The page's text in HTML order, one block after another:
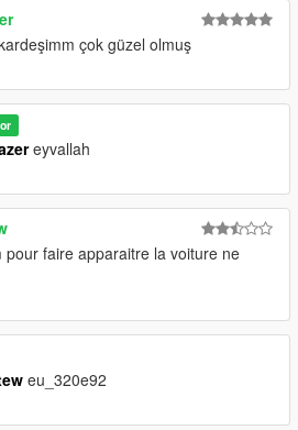
çok güzel olmuş
eyvallah
pour faire apparaitre la voiture ne
eu_320e92